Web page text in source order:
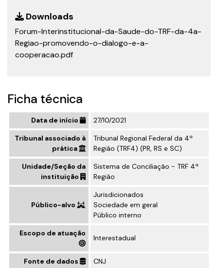
Downloads
Forum-Interinstitucional-da-Saude-do-TRF-da-4a-
Regiao-promovendo-o-dialogo-e-a-
cooperacao.pdf
Ficha técnica
Data de início 27/10/2021
Tribunal associado à
prática
Tribunal Regional Federal da 4ª
Região (TRF4) (PR, RS e SC)
Unidade/Seção da
instituição
Sistema de Conciliação - TRF 4ª
Região
Público-alvo
Jurisdicionados
Sociedade em geral
Público interno
Escopo de atuação
Interestadual
Fonte de dados CNJ